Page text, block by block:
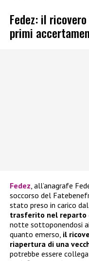
Fedez: il
primi
Fedez , all’anagrafe
soccorso del
stato preso in carico
trasferito nel reparto
notte sottoponendosi
quanto emerso, il
riapertura di una
potrebbe essere